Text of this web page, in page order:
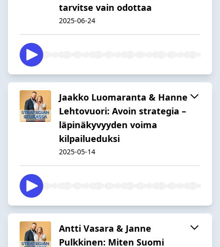
tarvitse vain odottaa
2025-06-24
Jaakko Luomaranta & Hanne
Lehtovuori: Avoin strategia –
läpinäkyvyyden voima
kilpailueduksi
2025-05-14
Antti Vasara & Janne
Pulkkinen: Miten Suomi